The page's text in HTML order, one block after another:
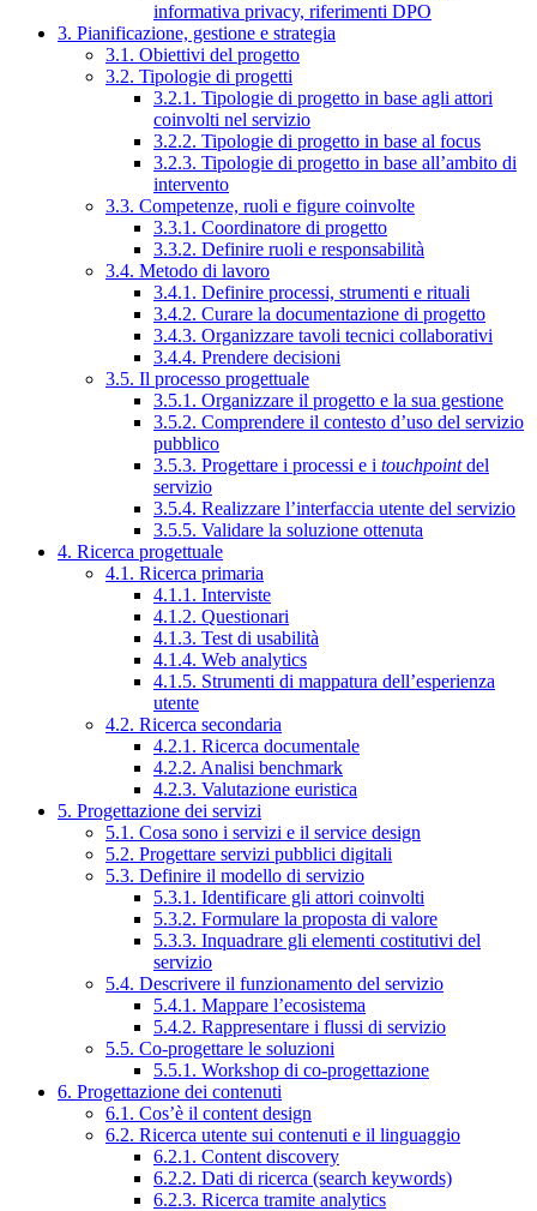
informativa privacy, riferimenti DPO
3. Pianificazione, gestione e strategia
3.1. Obiettivi del progetto
3.2. Tipologie di progetti
3.2.1. Tipologie di progetto in base agli attori
coinvolti nel servizio
3.2.2. Tipologie di progetto in base al focus
3.2.3. Tipologie di progetto in base all’ambito di
intervento
3.3. Competenze, ruoli e figure coinvolte
3.3.1. Coordinatore di progetto
3.3.2. Definire ruoli e responsabilità
3.4. Metodo di lavoro
3.4.1. Definire processi, strumenti e rituali
3.4.2. Curare la documentazione di progetto
3.4.3. Organizzare tavoli tecnici collaborativi
3.4.4. Prendere decisioni
3.5. Il processo progettuale
3.5.1. Organizzare il progetto e la sua gestione
3.5.2. Comprendere il contesto d’uso del servizio
pubblico
3.5.3. Progettare i processi e i touchpointdel
servizio
3.5.4. Realizzare l’interfaccia utente del servizio
3.5.5. Validare la soluzione ottenuta
4. Ricerca progettuale
4.1. Ricerca primaria
4.1.1. Interviste
4.1.2. Questionari
4.1.3. Test di usabilità
4.1.4. Web analytics
4.1.5. Strumenti di mappatura dell’esperienza
utente
4.2. Ricerca secondaria
4.2.1. Ricerca documentale
4.2.2. Analisi benchmark
4.2.3. Valutazione euristica
5. Progettazione dei servizi
5.1. Cosa sono i servizi e il service design
5.2. Progettare servizi pubblici digitali
5.3. Definire il modello di servizio
5.3.1. Identificare gli attori coinvolti
5.3.2. Formulare la proposta di valore
5.3.3. Inquadrare gli elementi costitutivi del
servizio
5.4. Descrivere il funzionamento del servizio
5.4.1. Mappare l’ecosistema
5.4.2. Rappresentare i flussi di servizio
5.5. Co-progettare le soluzioni
5.5.1. Workshop di co-progettazione
6. Progettazione dei contenuti
6.1. Cos’è il content design
6.2. Ricerca utente sui contenuti e il linguaggio
6.2.1. Content discovery
6.2.2. Dati di ricerca (search keywords)
6.2.3. Ricerca tramite analytics